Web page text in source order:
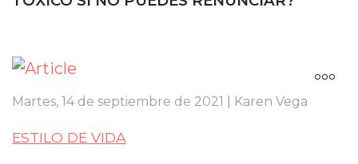
Martes, 14 de septiembre de 2021 | Karen Vega
ESTILO DE VIDA